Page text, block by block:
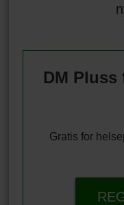
DM
Gratis for